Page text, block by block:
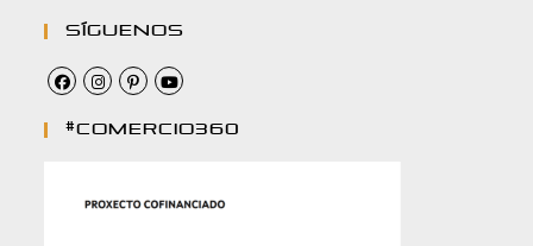
Síguenos
#comercio360